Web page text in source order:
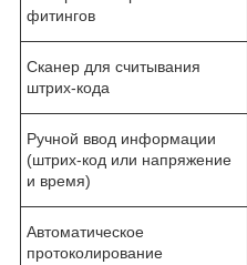
фитингов
Сканер для считывания
штрих-кода
Ручной ввод информации
(штрих-код или напряжение
и время)
Автоматическое
протоколирование